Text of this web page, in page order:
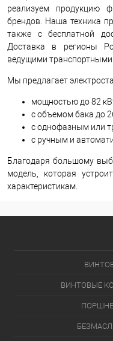
реализуем продукцию
брендов. Наша техника
также с бесплатной
Доставка в регионы
ведущими
Мы предлагает
мощностью до 82
с объемом бака до
с однофазным или
с ручным и
Благодаря большому
модель, которая
характеристикам.
ВИНТОВЫЕ